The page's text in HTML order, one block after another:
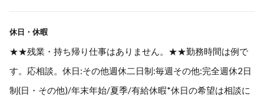
休日・休暇
★★残業・持ち帰り仕事はありません。★★勤務時間は例で
す。応相談。休日:その他週休二日制:毎週その他:完全週休2日
制(日・その他)/年末年始/夏季/有給休暇*休日の希望は相談に